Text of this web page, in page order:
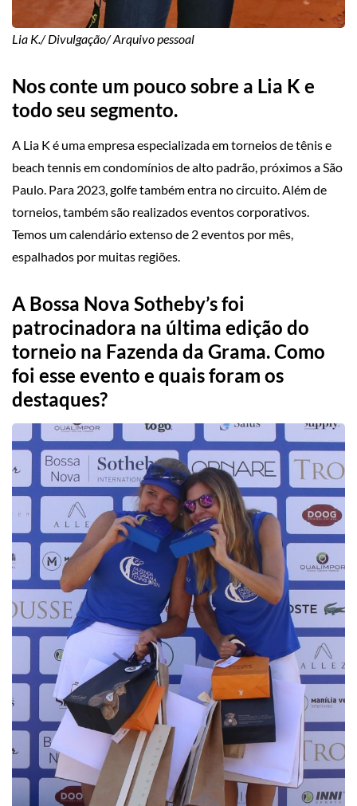
Lia K./ Divulgação/ Arquivo pessoal
Nos conte um pouco sobre a Lia K e
todo seu segmento.
A Lia K é uma empresa especializada em torneios de tênis e
beach tennis em condomínios de alto padrão, próximos a São
Paulo. Para 2023, golfe também entra no circuito. Além de
torneios, também são realizados eventos corporativos.
Temos um calendário extenso de 2 eventos por mês,
espalhados por muitas regiões.
A Bossa Nova Sotheby’s foi
patrocinadora na última edição do
torneio na Fazenda da Grama. Como
foi esse evento e quais foram os
destaques?